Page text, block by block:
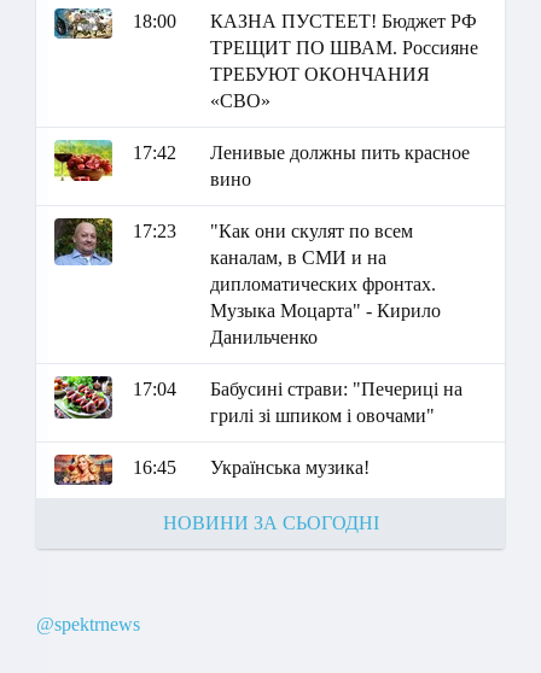
18:00
КАЗНА ПУСТЕЕТ! Бюджет РФ
ТРЕЩИТ ПО ШВАМ. Россияне
ТРЕБУЮТ ОКОНЧАНИЯ
«СВО»
17:42
Ленивые должны пить красное
вино
17:23
"Как они скулят по всем
каналам, в СМИ и на
дипломатических фронтах.
Музыка Моцарта" - Кирило
Данильченко
17:04
Бабусині страви: "Печериці на
грилі зі шпиком і овочами"
16:45 Українська музика!
НОВИНИ ЗА СЬОГОДНІ
@spektrnews